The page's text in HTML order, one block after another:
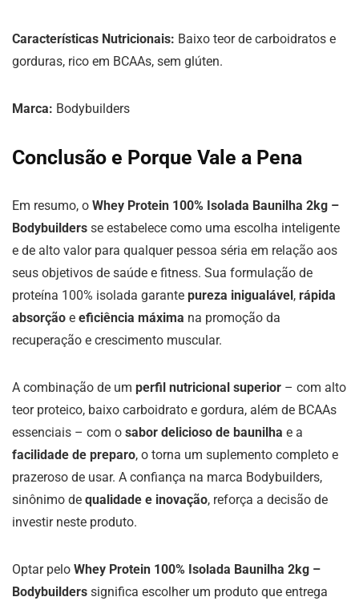
Características Nutricionais: Baixo teor de carboidratos e
gorduras, rico em BCAAs, sem glúten.
Marca: Bodybuilders
Conclusão e Porque Vale a Pena
Em resumo, o Whey Protein 100% Isolada Baunilha 2kg –
Bodybuilders se estabelece como uma escolha inteligente
e de alto valor para qualquer pessoa séria em relação aos
seus objetivos de saúde e fitness. Sua formulação de
proteína 100% isolada garante pureza inigualável, rápida
absorção e eficiência máxima na promoção da
recuperação e crescimento muscular.
A combinação de um perfil nutricional superior – com alto
teor proteico, baixo carboidrato e gordura, além de BCAAs
essenciais – com o sabor delicioso de baunilha e a
facilidade de preparo, o torna um suplemento completo e
prazeroso de usar. A confiança na marca Bodybuilders,
sinônimo de qualidade e inovação, reforça a decisão de
investir neste produto.
Optar pelo Whey Protein 100% Isolada Baunilha 2kg –
Bodybuilders significa escolher um produto que entrega